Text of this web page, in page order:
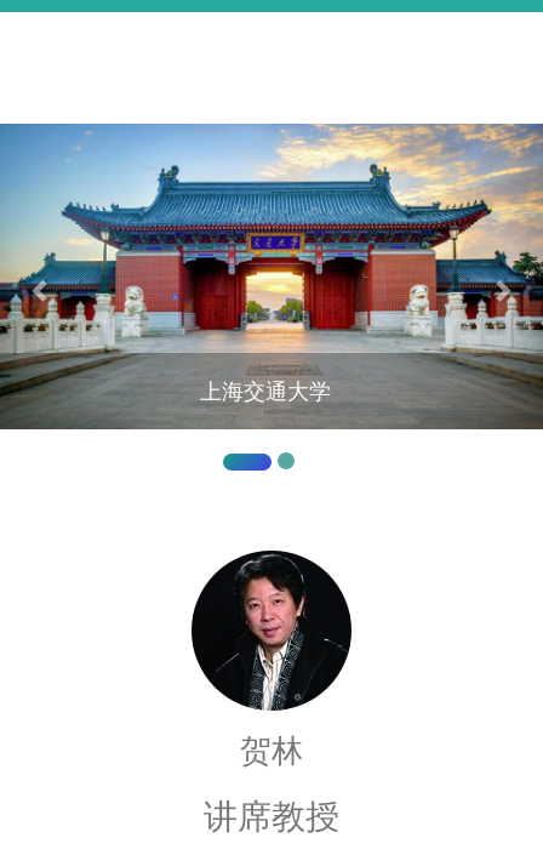
学术经历
研究方向
代表论著
获奖情况
English
上海交通大学
贺林
讲席教授